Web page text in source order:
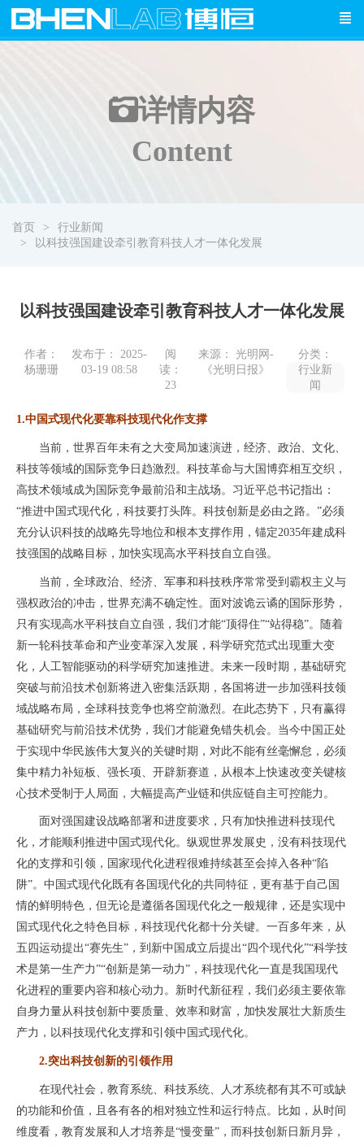
详情内容
Content
首页
行业新闻
以科技强国建设牵引教育科技人才一体化发展
以科技强国建设牵引教育科技人才一体化发展
作者：
杨珊珊
发布于： 2025-
03-19 08:58
阅
读：
23
来源： 光明网-
《光明日报》
分类：
行业新
闻
1.中国式现代化要靠科技现代化作支撑
当前，世界百年未有之大变局加速演进，经济、政治、文化、
科技等领域的国际竞争日趋激烈。科技革命与大国博弈相互交织，
高技术领域成为国际竞争最前沿和主战场。习近平总书记指出：
“推进中国式现代化，科技要打头阵。科技创新是必由之路。”必须
充分认识科技的战略先导地位和根本支撑作用，锚定2035年建成科
技强国的战略目标，加快实现高水平科技自立自强。
当前，全球政治、经济、军事和科技秩序常常受到霸权主义与
强权政治的冲击，世界充满不确定性。面对波诡云谲的国际形势，
只有实现高水平科技自立自强，我们才能“顶得住”“站得稳”。随着
新一轮科技革命和产业变革深入发展，科学研究范式出现重大变
化，人工智能驱动的科学研究加速推进。未来一段时期，基础研究
突破与前沿技术创新将进入密集活跃期，各国将进一步加强科技领
域战略布局，全球科技竞争也将空前激烈。在此态势下，只有赢得
基础研究与前沿技术优势，我们才能避免错失机会。当今中国正处
于实现中华民族伟大复兴的关键时期，对此不能有丝毫懈怠，必须
集中精力补短板、强长项、开辟新赛道，从根本上快速改变关键核
心技术受制于人局面，大幅提高产业链和供应链自主可控能力。
面对强国建设战略部署和进度要求，只有加快推进科技现代
化，才能顺利推进中国式现代化。纵观世界发展史，没有科技现代
化的支撑和引领，国家现代化进程很难持续甚至会掉入各种“陷
阱”。中国式现代化既有各国现代化的共同特征，更有基于自己国
情的鲜明特色，但无论是遵循各国现代化之一般规律，还是实现中
国式现代化之特色目标，科技现代化都十分关键。一百多年来，从
五四运动提出“赛先生”，到新中国成立后提出“四个现代化”“科学技
术是第一生产力”“创新是第一动力”，科技现代化一直是我国现代
化进程的重要内容和核心动力。新时代新征程，我们必须主要依靠
自身力量从科技创新中要质量、效率和财富，加快发展壮大新质生
产力，以科技现代化支撑和引领中国式现代化。
2.突出科技创新的引领作用
在现代社会，教育系统、科技系统、人才系统都有其不可或缺
的功能和价值，且各有各的相对独立性和运行特点。比如，从时间
维度看，教育发展和人才培养是“慢变量”，而科技创新日新月异，